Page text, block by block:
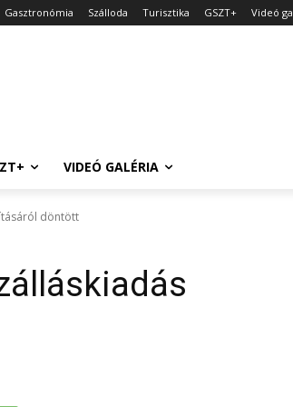
Gasztronómia Szálloda Turisztika GSZT+ Videó
VIDEÓ GALÉRIA
döntött